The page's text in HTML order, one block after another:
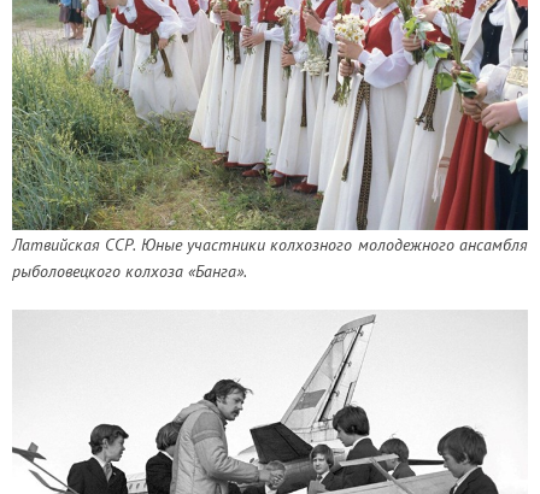
Латвийская ССР. Юные участники колхозного молодежного ансамбля
рыболовецкого колхоза «Банга».